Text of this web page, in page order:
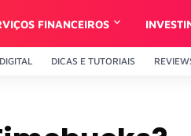
FINANCEIROS
DICAS E TUTORIAIS